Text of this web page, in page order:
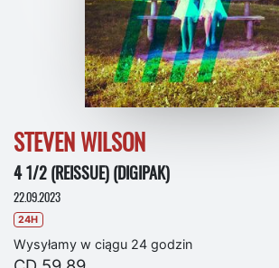
STEVEN WILSON
4 1/2 (REISSUE) (DIGIPAK)
22.09.2023
24H
Wysyłamy w ciągu 24 godzin